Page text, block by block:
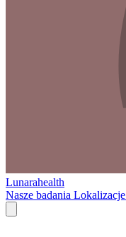
Lunarahealth
Nasze badania Lokalizacje